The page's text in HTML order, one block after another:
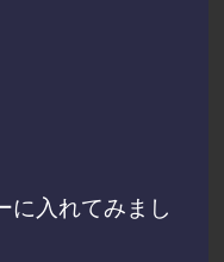
に入れてみまし